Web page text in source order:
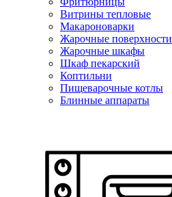
Витрины тепловые
Макароноварки
Жарочные поверхности
Жарочные шкафы
Шкаф пекарский
Коптильни
Пищеварочные котлы
Блинные аппараты